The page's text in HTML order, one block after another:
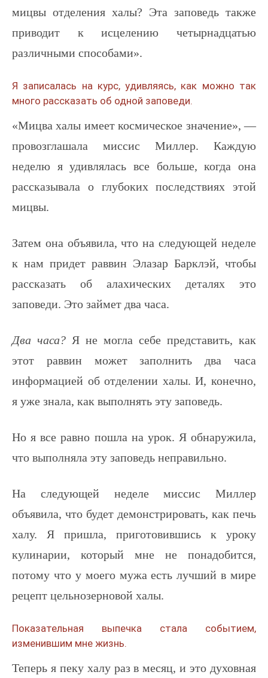
мицвы отделения халы? Эта заповедь также
приводит к исцелению четырнадцатью
различными способами».
Я записалась на курс, удивляясь, как можно так
много рассказать об одной заповеди.
«Мицва халы имеет космическое значение», —
провозглашала миссис Миллер. Каждую
неделю я удивлялась все больше, когда она
рассказывала о глубоких последствиях этой
мицвы.
Затем она объявила, что на следующей неделе
к нам придет раввин Элазар Барклэй, чтобы
рассказать об алахических деталях это
заповеди. Это займет два часа.
Два часа? Я не могла себе представить, как
этот раввин может заполнить два часа
информацией об отделении халы. И, конечно,
я уже знала, как выполнять эту заповедь.
Но я все равно пошла на урок. Я обнаружила,
что выполняла эту заповедь неправильно.
На следующей неделе миссис Миллер
объявила, что будет демонстрировать, как печь
халу. Я пришла, приготовившись к уроку
кулинарии, который мне не понадобится,
потому что у моего мужа есть лучший в мире
рецепт цельнозерновой халы.
Показательная выпечка стала событием,
изменившим мне жизнь.
Теперь я пеку халу раз в месяц, и это духовная